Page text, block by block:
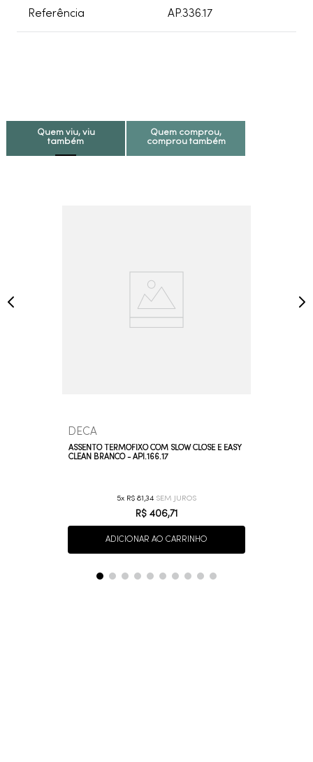
Referência AP.336.17
Quem viu, viu
também
Quem comprou,
comprou também
DECA
ASSENTO TERMOFIXO COM SLOW CLOSE E EASY
CLEAN BRANCO - API.166.17
5 R$ 81 ,34
R$ 406,71
ADICIONAR AO CARRINHO